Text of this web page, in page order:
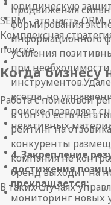
Работа с поисковой
в топ-10 есть
рейтинг на
конкуренты
компания не
бренд выходит на
В таких случаях
Когда бизнесу
юридическую
SERM - это часть
Комплексная
поиске.
продвижения
формирования
информационного
усиления
при
всегда, но
поиске позволяет
негативных
4. Закрепление
достижения
прекращается:
мониторинг новых